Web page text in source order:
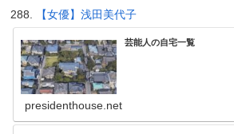
【女優】浅田美代子
芸能人の自宅一覧
presidenthouse.net